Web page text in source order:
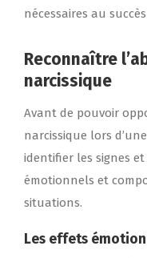
nécessaires au
Reconnaître
narcissique
Avant de pouvoir
narcissique lors
identifier les signes
émotionnels et
situations.
Les effets